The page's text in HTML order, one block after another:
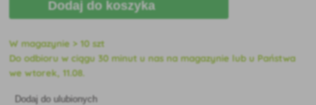
Dodaj do koszyka
W magazynie > 10 szt
Do odbioru w ciągu 30 minut u nas na magazynie lub u Państwa
we wtorek, 11.08.
Dodaj do ulubionych